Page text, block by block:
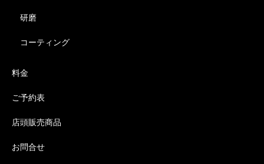
研磨
コーティング
料金
ご予約表
店頭販売商品
お問合せ